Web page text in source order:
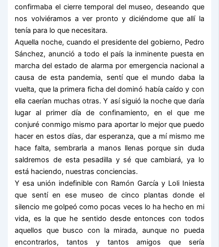
confirmaba el cierre temporal del museo, deseando que
nos volviéramos a ver pronto y diciéndome que allí la
tenía para lo que necesitara.
Aquella noche, cuando el presidente del gobierno, Pedro
Sánchez, anunció a todo el país la inminente puesta en
marcha del estado de alarma por emergencia nacional a
causa de esta pandemia, sentí que el mundo daba la
vuelta, que la primera ficha del dominó había caído y con
ella caerían muchas otras. Y así siguió la noche que daría
lugar al primer día de confinamiento, en el que me
conjuré conmigo mismo para aportar lo mejor que puedo
hacer en estos días, dar esperanza, que a mí mismo me
hace falta, sembrarla a manos llenas porque sin duda
saldremos de esta pesadilla y sé que cambiará, ya lo
está haciendo, nuestras conciencias.
Y esa unión indefinible con Ramón García y Loli Iniesta
que sentí en ese museo de cinco plantas donde el
silencio me golpeó como pocas veces lo ha hecho en mi
vida, es la que he sentido desde entonces con todos
aquellos que busco con la mirada, aunque no pueda
encontrarlos, tantos y tantos amigos que sería